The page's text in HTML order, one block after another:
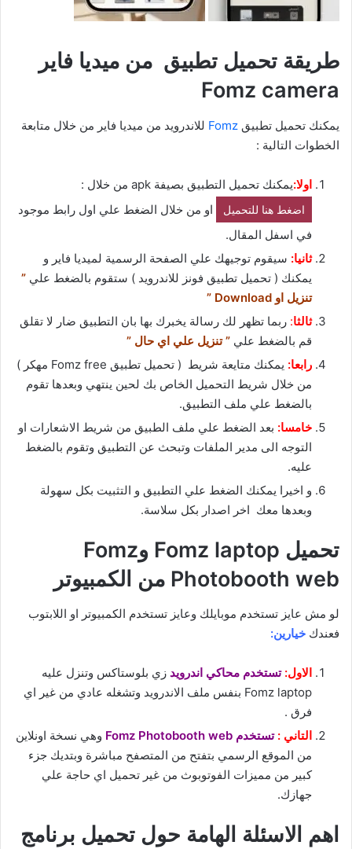
طريقة تحميل تطبيق من ميديا فاير
Fomz camera
يمكنك تحميل تطبيق Fomz للاندرويد من ميديا فاير من خلال متابعة
الخطوات التالية :
اولا:يمكنك تحميل التطبيق بصيفة apk من خلال :
اضغط هنا للتحميل
او من خلال الضغط علي اول رابط موجود
في اسفل المقال.
ثانيا: سيقوم توجيهك علي الصفحة الرسمية لميديا فاير و
يمكنك ( تحميل تطبيق فونز للاندرويد ) ستقوم بالضغط علي ”
تنزيل او Download ”
ثالثا: ربما تظهر لك رسالة يخبرك بها بان التطبيق ضار لا تقلق
قم بالضغط علي ” تنزيل علي اي حال ”
رابعا:
يمكنك متايعة شريط ( تحميل تطبيق Fomz free مهكر )
من خلال شريط التحميل الخاص بك لحين ينتهي وبعدها تقوم
بالضغط علي ملف التطبيق.
خامسا: بعد الضغط علي ملف الطبيق من شريط الاشعارات او
التوجه الى مدير الملفات وتبحث عن التطبيق وتقوم بالضغط
عليه.
و اخيرا يمكنك الضغط علي التطبيق و التثبيت بكل سهولة
وبعدها معك اخر اصدار بكل سلاسة.
تحميل Fomz laptop وFomz
Photobooth web من الكمبيوتر
لو مش عايز تستخدم موبايلك وعايز تستخدم الكمبيوتر او اللابتوب
فعندك خيارين:
الاول: تستخدم محاكي اندرويد زي بلوستاكس وتنزل عليه
Fomz laptop بنفس ملف الاندرويد وتشغله عادي من غير اي
فرق .
التاني : تستخدم Fomz Photobooth web
وهي نسخة اونلاين
من الموقع الرسمي بتفتح من المتصفح مباشرة وبتديك جزء
كبير من مميزات الفوتوبوث من غير تحميل اي حاجة علي
جهازك.
اهم الاسئلة الهامة حول تحميل برنامج